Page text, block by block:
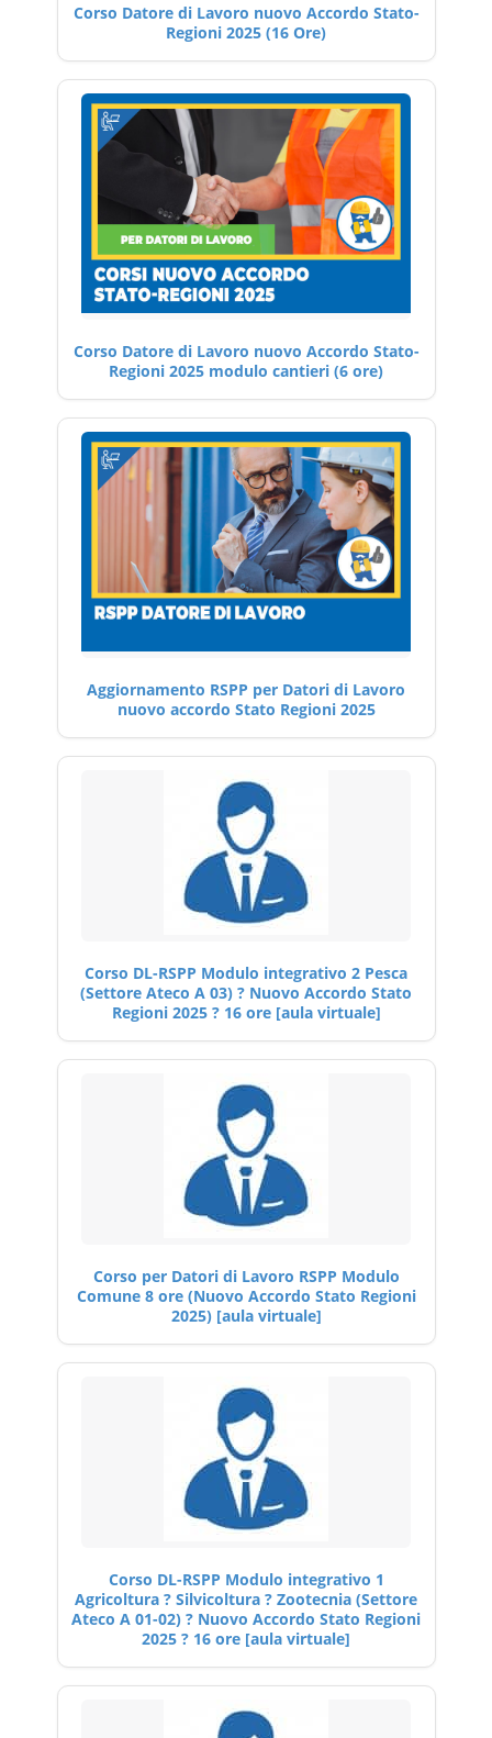
Corso Datore di Lavoro nuovo Accordo Stato-
Regioni 2025 (16 Ore)
Corso Datore di Lavoro nuovo Accordo Stato-
Regioni 2025 modulo cantieri (6 ore)
Aggiornamento RSPP per Datori di Lavoro
nuovo accordo Stato Regioni 2025
Corso DL-RSPP Modulo integrativo 2 Pesca
(Settore Ateco A 03) ? Nuovo Accordo Stato
Regioni 2025 ? 16 ore [aula virtuale]
Corso per Datori di Lavoro RSPP Modulo
Comune 8 ore (Nuovo Accordo Stato Regioni
2025) [aula virtuale]
Corso DL-RSPP Modulo integrativo 1
Agricoltura ? Silvicoltura ? Zootecnia (Settore
Ateco A 01-02) ? Nuovo Accordo Stato Regioni
2025 ? 16 ore [aula virtuale]